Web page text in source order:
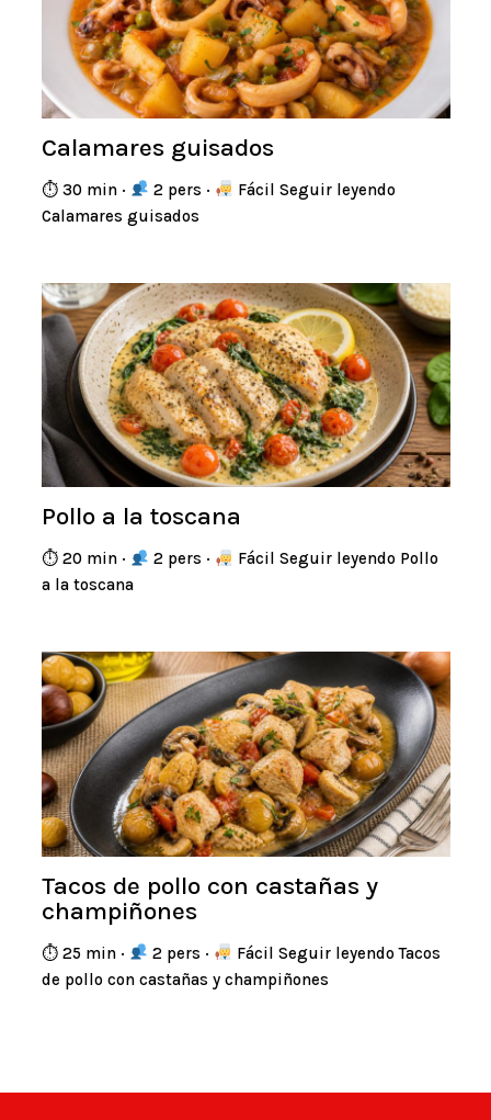
Calamares guisados
⏱ 30 min · 2 pers ·
Fácil Seguir leyendo
Calamares guisados
Pollo a la toscana
⏱ 20 min · 2 pers ·
Fácil Seguir leyendo Pollo
a la toscana
Tacos de pollo con castañas y
champiñones
⏱ 25 min · 2 pers ·
Fácil Seguir leyendo Tacos
de pollo con castañas y champiñones